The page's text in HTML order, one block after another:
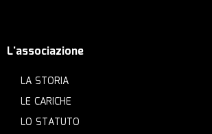
L'associazione
LA STORIA
LE CARICHE
LO STATUTO